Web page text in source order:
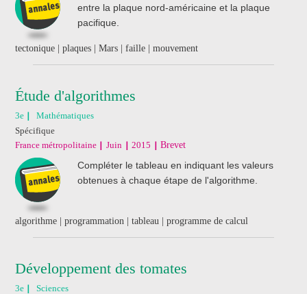
entre la plaque nord-américaine et la plaque
pacifique.
tectonique | plaques | Mars | faille | mouvement
Étude d'algorithmes
3e
Mathématiques
Spécifique
France métropolitaine
Juin 2015 Brevet
Compléter le tableau en indiquant les valeurs
obtenues à chaque étape de l'algorithme.
algorithme | programmation | tableau | programme de calcul
Développement des tomates
3e
Sciences